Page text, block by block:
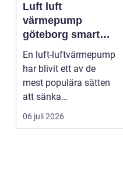
Luft luft
värmepump
göteborg smart
värme för
kustklimat
En luft-luftvärmepump
har blivit ett av de
mest populära sätten
att sänka
uppvärmningskostnad
er och ...
06 juli 2026